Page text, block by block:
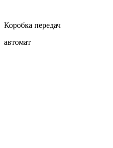
Коробка передач
автомат